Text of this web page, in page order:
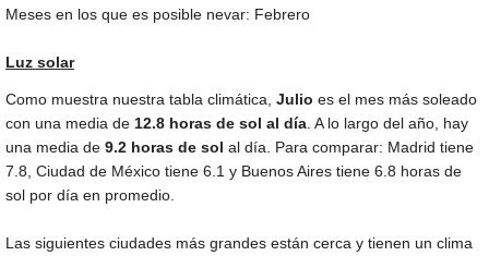
Meses en los que es posible nevar: Febrero
Luz solar
Como muestra nuestra tabla climática, Julio es el mes más soleado
con una media de 12.8 horas de sol al día . A lo largo del año, hay
una media de 9.2 horas de sol al día. Para comparar: Madrid tiene
7.8, Ciudad de México tiene 6.1 y Buenos Aires tiene 6.8 horas de
sol por día en promedio.
Las siguientes ciudades más grandes están cerca y tienen un clima